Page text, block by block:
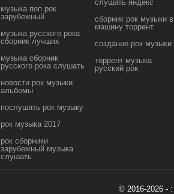
музыка поп рок
зарубежный
музыка русского рока
сборник лучших
музыка сборник
русского рока слушать
новости рок музыки
альбомы
послушать рок музыку
рок музыка 2017
рок сборники
зарубежный музыка
слушать
слушать яндекс
сборник рок музыки в
машину торрент
создание рок музыки
торрент музыка
русский рок
© 2016-2026 - :